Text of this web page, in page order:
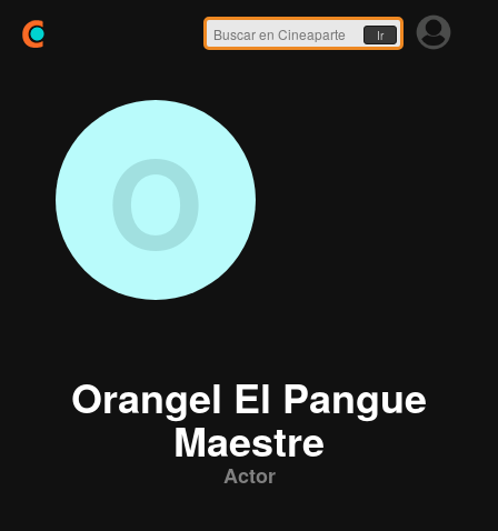
Ir
O
Orangel El Pangue
Maestre
Actor